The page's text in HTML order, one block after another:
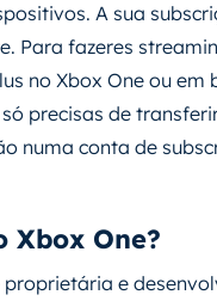
A sua
Para fazeres
no Xbox One ou em
precisas de
numa conta de
Xbox One?
e